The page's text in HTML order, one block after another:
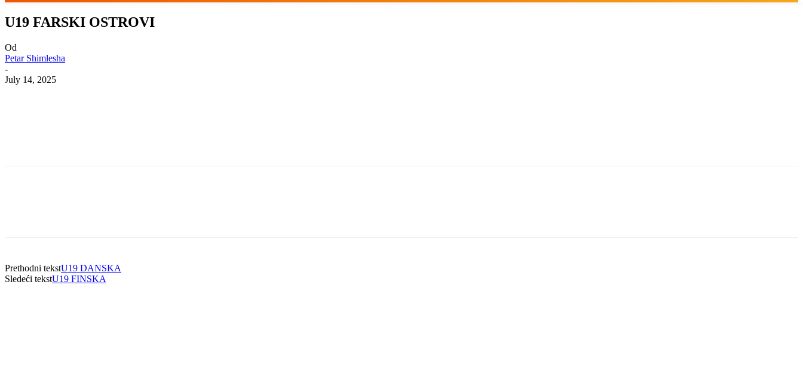
U19 FARSKI OSTROVI
Od
Petar Shimlesha
-
July 14, 2025
Prethodni tekstU19 DANSKA
Sledeći tekstU19 FINSKA